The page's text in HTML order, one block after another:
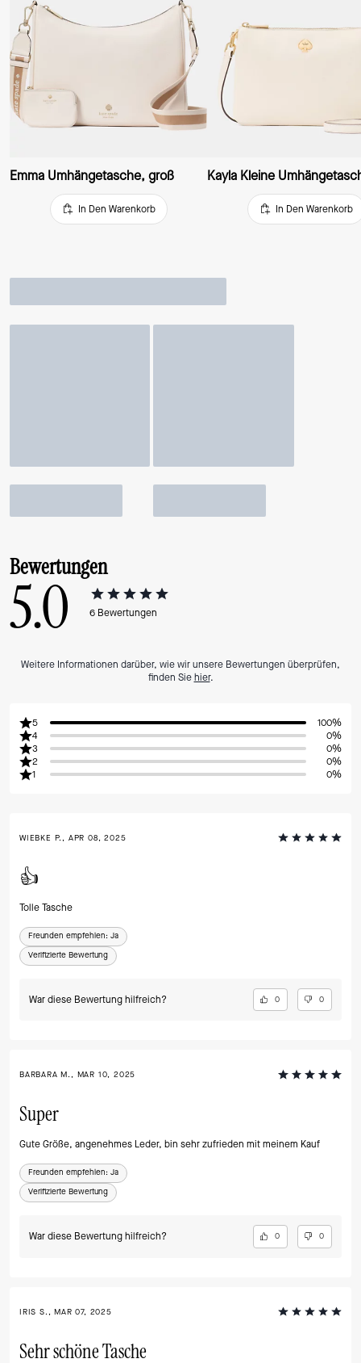
Emma Umhängetasche, groß
In Den Warenkorb In Den Warenkorb
Bewertungen
5.0 6 Bewertungen
Weitere Informationen darüber, wie wir unsere Bewertungen überprüfen,
finden Siehier.
5
100%
4
0%
3
0%
2
0%
1
0%
WIEBKE P., APR 08, 2025
👍
Tolle Tasche
Freunden empfehlen: Ja
Verifizierte Bewertung
War diese Bewertung hilfreich? 0 0
BARBARA M., MAR 10, 2025
Super
Gute Größe, angenehmes Leder, bin sehr zufrieden mit meinem Kauf
Freunden empfehlen: Ja
Verifizierte Bewertung
War diese Bewertung hilfreich? 0 0
IRIS S., MAR 07, 2025
Sehr schöne Tasche